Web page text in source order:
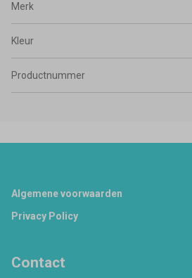
Merk
Kleur
Productnummer
Footer
Algemene voorwaarden
Privacy Policy
Contact